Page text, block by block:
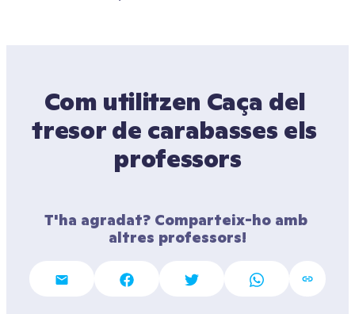
Com utilitzen Caça del
tresor de carabasses els
professors
T'ha agradat? Comparteix-ho amb
altres professors!